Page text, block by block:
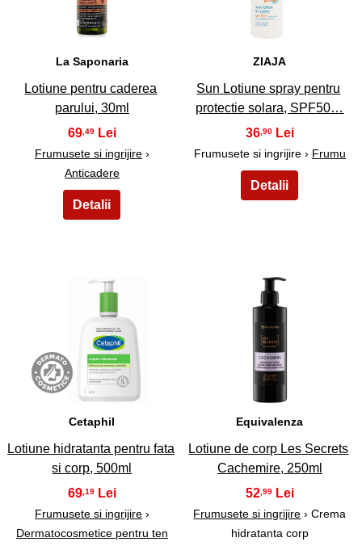
La Saponaria
Lotiune pentru caderea
parului, 30ml
69,49
Frumusete si ingrijire›
Anticadere
ZIAJA
Sun Lotiune spray pentru
protectie solara, SPF50…
36,90
Frumusete si ingrijire › Frumu
49
Cetaphil
Lotiune hidratanta pentru fata
si corp, 500ml
69,19
Frumusete si ingrijire›
Dermatocosmetice pentru ten
50
Equivalenza
Lotiune de corp Les Secrets
Cachemire, 250ml
52 ,99
Frumusete si ingrijire › Crema
hidratanta corp